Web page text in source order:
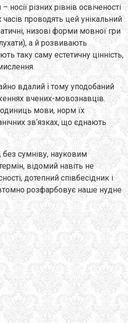
різних рівнів освіченості
часів проводять цей унікальний
низові форми мовної гри
а й розвивають
таку саму естетичну цінність,
вдалий і тому уподобаний
вчених-мовознавців.
одиниць мови, норм їх
зв‘язках, що єднають
сумніву, науковим
відомий навіть не
дотепний співбесідник і
розфарбовує наше нудне